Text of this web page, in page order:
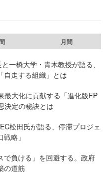
月間
一橋大学・青木教授が語る、
自走する組織」とは
最大化に貢献する「進化版FP
決定の秘訣とは
松田氏が語る、停滞プロジェ
略」
で負ける」を回避する。政府
の道筋